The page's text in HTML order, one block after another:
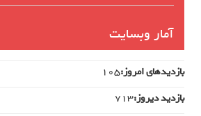
آمار وبسایت
بازدیدهای امروز:105
بازدید دیروز:713